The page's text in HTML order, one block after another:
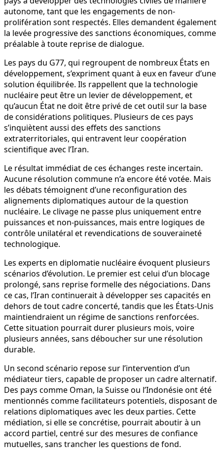
autonome, tant que les engagements de non-
prolifération sont respectés. Elles demandent également
la levée progressive des sanctions économiques, comme
préalable à toute reprise de dialogue.
Les pays du G77, qui regroupent de nombreux États en
développement, s’expriment quant à eux en faveur d’une
solution équilibrée. Ils rappellent que la technologie
nucléaire peut être un levier de développement, et
qu’aucun État ne doit être privé de cet outil sur la base
de considérations politiques. Plusieurs de ces pays
s’inquiètent aussi des effets des sanctions
extraterritoriales, qui entravent leur coopération
scientifique avec l’Iran.
Le résultat immédiat de ces échanges reste incertain.
Aucune résolution commune n’a encore été votée. Mais
les débats témoignent d’une reconfiguration des
alignements diplomatiques autour de la question
nucléaire. Le clivage ne passe plus uniquement entre
puissances et non-puissances, mais entre logiques de
contrôle unilatéral et revendications de souveraineté
technologique.
Les experts en diplomatie nucléaire évoquent plusieurs
scénarios d’évolution. Le premier est celui d’un blocage
prolongé, sans reprise formelle des négociations. Dans
ce cas, l’Iran continuerait à développer ses capacités en
dehors de tout cadre concerté, tandis que les États-Unis
maintiendraient un régime de sanctions renforcées.
Cette situation pourrait durer plusieurs mois, voire
plusieurs années, sans déboucher sur une résolution
durable.
Un second scénario repose sur l’intervention d’un
médiateur tiers, capable de proposer un cadre alternatif.
Des pays comme Oman, la Suisse ou l’Indonésie ont été
mentionnés comme facilitateurs potentiels, disposant de
relations diplomatiques avec les deux parties. Cette
médiation, si elle se concrétise, pourrait aboutir à un
accord partiel, centré sur des mesures de confiance
mutuelles, sans trancher les questions de fond.